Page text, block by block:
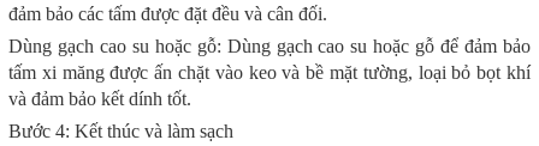
đảm bảo các tấm được đặt đều và cân đối.
Dùng gạch cao su hoặc gỗ: Dùng gạch cao su hoặc gỗ để đảm bảo
tấm xi măng được ấn chặt vào keo và bề mặt tường, loại bỏ bọt khí
và đảm bảo kết dính tốt.
Bước 4: Kết thúc và làm sạch